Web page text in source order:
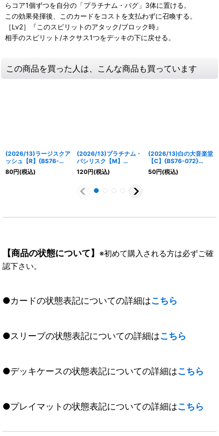
らコア1個ずつを自分の「プラチナム・バグ」3体に置ける。
この効果発揮後、このカードをコストを支払わずに召喚する。
［Lv2］『このスピリットのアタック/ブロック時』
相手のスピリット/ネクサス1つをデッキの下に戻せる。
この商品を買った人は、こんな商品も買っています
(2026/13)ラージスクア
ッシュ【R】{BS76-
086}《白》
80円(税込)
(2026/13)プラチナム・
バシリスク【M】
{BS76-035}《白》
120円(税込)
(2026/13)白の大音楽堂
【C】{BS76-072}
《白》
50円(税込)
【商品の状態について】 ※初めて購入される方は必ずご確
認下さい。
●カードの状態表記についての詳細はこちら
●スリーブの状態表記についての詳細はこちら
●デッキケースの状態表記についての詳細はこちら
●プレイマットの状態表記についての詳細はこちら